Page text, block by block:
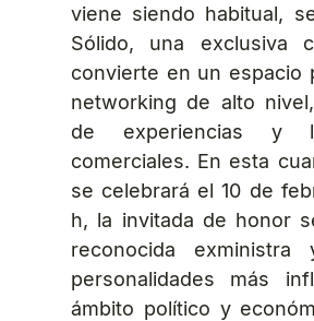
viene siendo habitual,
Sólido, una exclusiva
convierte en un espacio
networking de alto
de experiencias y
comerciales. En esta
se celebrará el 10 de
h, la invitada de honor
reconocida
personalidades más
ámbito político y